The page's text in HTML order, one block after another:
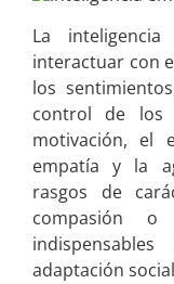
La
interactuar con
los
control de los
motivación, el
empatía y la
rasgos de
compasión
adaptación